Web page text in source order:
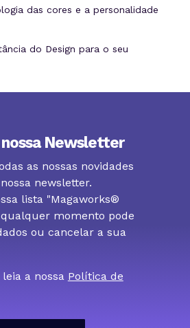
das cores e a personalidade
do Design para o seu
Newsletter
as nossas novidades
newsletter.
lista "Magaworks®
momento pode
ou cancelar a sua
a nossa Política de